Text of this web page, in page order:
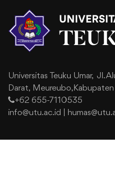
Universitas Teuku Umar, Jl.
Darat,
+62 655-7110535
info@utu.ac.id